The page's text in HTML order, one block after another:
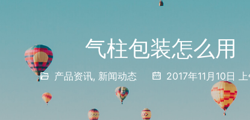
气柱包装怎么用
产品资讯, 新闻动态 2017年11月10日